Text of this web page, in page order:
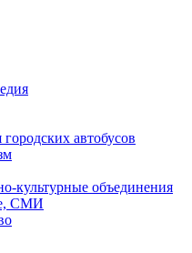
автобусов
культурные объединения
СМИ